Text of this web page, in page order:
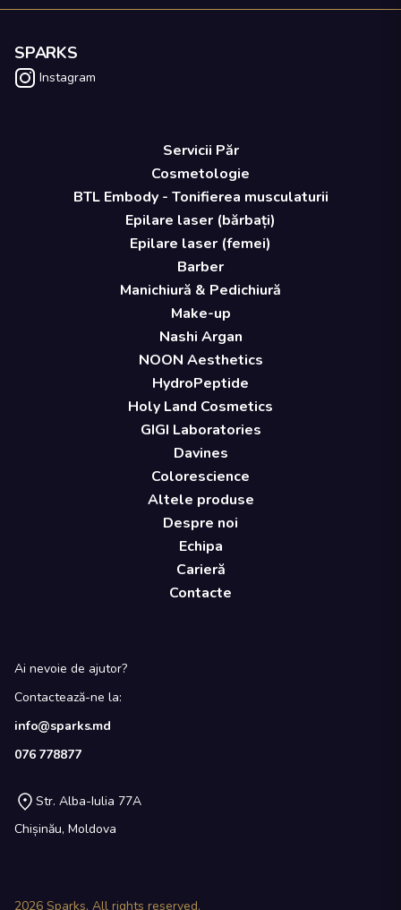
SPARKS
Instagram
Servicii Păr
Cosmetologie
BTL Embody - Tonifierea musculaturii
Epilare laser (bărbați)
Epilare laser (femei)
Barber
Manichiură & Pedichiură
Make-up
Nashi Argan
NOON Aesthetics
HydroPeptide
Holy Land Cosmetics
GIGI Laboratories
Davines
Colorescience
Altele produse
Despre noi
Echipa
Carieră
Contacte
Ai nevoie de ajutor?
Contactează-ne la:
info@sparks.md
076 778877
Str. Alba-Iulia 77A
Chișinău, Moldova
2026 Sparks. All rights reserved.